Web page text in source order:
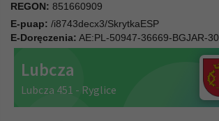
REGON: 851660909
E-puap: /i8743decx3/SkrytkaESP
E-Doręczenia: AE:PL-50947-36669-BGJAR-30